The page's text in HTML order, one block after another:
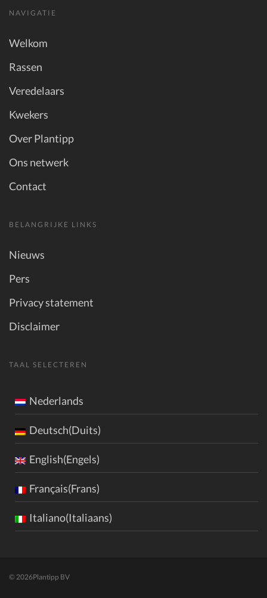
NAVIGATIE
Welkom
Rassen
Veredelaars
Kwekers
Over Plantipp
Ons netwerk
Contact
BELANGRIJKE LINKS
Nieuws
Pers
Privacy statement
Disclaimer
TAAL SELECTEREN
Nederlands
Deutsch(Duits)
English(Engels)
Français(Frans)
Italiano(Italiaans)
© 2026Plantipp BV